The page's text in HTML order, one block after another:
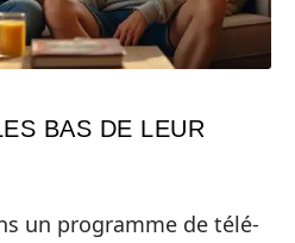
BAS DE LEUR
un programme de télé-